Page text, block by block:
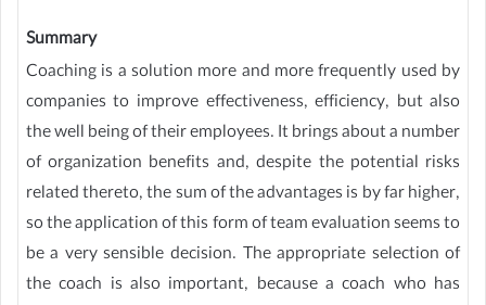
Summary
Coaching is a solution more and more frequently used by
companies to improve effectiveness, efficiency, but also
the well being of their employees. It brings about a number
of organization benefits and, despite the potential risks
related thereto, the sum of the advantages is by far higher,
so the application of this form of team evaluation seems to
be a very sensible decision. The appropriate selection of
the coach is also important, because a coach who has